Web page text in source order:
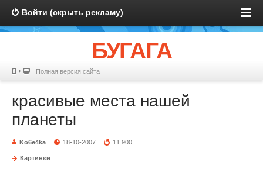
Войти (скрыть рекламу)
БУГАГА
Полная версия сайта
красивые места нашей
планеты
Ko6e4ka 18-10-2007 11 900
Картинки